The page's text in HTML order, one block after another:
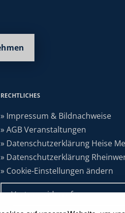
RECHTLICHES
» Impressum & Bildnachweise
» AGB Veranstaltungen
» Datenschutzerklärung Heise
» Datenschutzerklärung
» Cookie-Einstellungen ändern
» Vertrag widerrufen